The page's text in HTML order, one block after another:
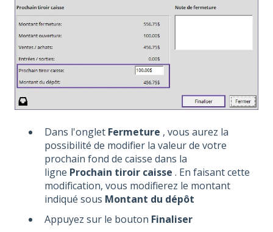
Dans l'onglet Fermeture , vous aurez la
possibilité de modifier la valeur de votre
prochain fond de caisse dans la
ligne Prochain tiroir caisse . En faisant cette
modification, vous modifierez le montant
indiqué sous Montant du dépôt
Appuyez sur le bouton Finaliser